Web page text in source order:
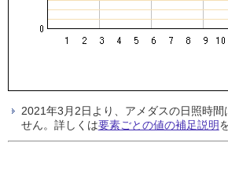
2021年3月2日より、アメダスの日照時
せん。詳しくは要素ごとの値の補足説明